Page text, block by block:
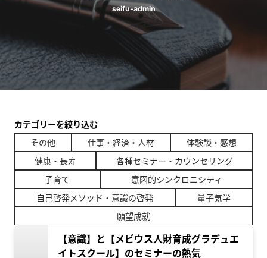
seifu-admin
カテゴリーを絞り込む
その他
仕事・経済・人材
体験談・感想
健康・長寿
各種セミナー・カウンセリング
子育て
意図的シンクロニシティ
自己啓発メソッド・意識の啓発
量子気学
願望成就
【意識】と【メビウス人財育成グラデュエ
イトスクール】のセミナーの熱気